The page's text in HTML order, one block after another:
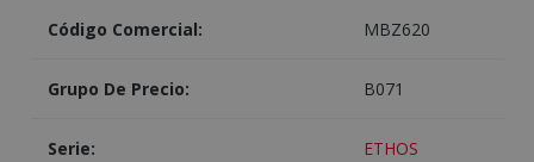
Código Comercial: MBZ620
Grupo De Precio: B071
Serie: ETHOS